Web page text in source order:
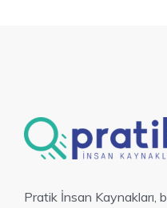
Pratik İnsan Kaynakları,